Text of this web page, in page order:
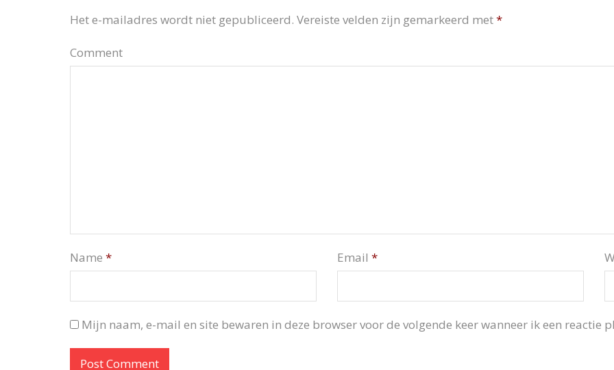
Het e-mailadres wordt niet gepubliceerd. Vereiste velden zijn gemarkeerd met*
Comment
Name * Email *
Mijn naam, e-mail en site bewaren in deze browser voor de volgende keer wanneer ik een reactie